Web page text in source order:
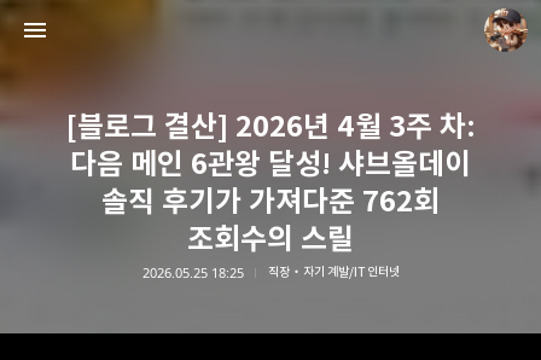
[블로그 결산] 2026년 4월 3주 차:
다음 메인 6관왕 달성! 샤브올데이
솔직 후기가 가져다준 762회
조회수의 스릴
2026.05.25 18:25 직장・자기 계발/IT 인터넷
담덕이의 탐방일지